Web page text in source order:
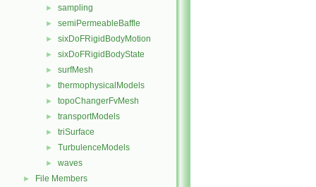
► sampling
► semiPermeableBaffle
► sixDoFRigidBodyMotion
► sixDoFRigidBodyState
► surfMesh
► thermophysicalModels
► topoChangerFvMesh
► transportModels
► triSurface
► TurbulenceModels
► waves
► File Members